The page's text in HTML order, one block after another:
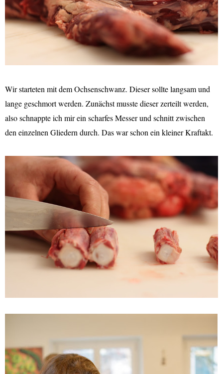
Wir starteten mit dem Ochsenschwanz. Dieser sollte langsam und
lange geschmort werden. Zunächst musste dieser zerteilt werden,
also schnappte ich mir ein scharfes Messer und schnitt zwischen
den einzelnen Gliedern durch. Das war schon ein kleiner Kraftakt.